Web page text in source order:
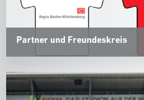
Partner und Freundeskreis